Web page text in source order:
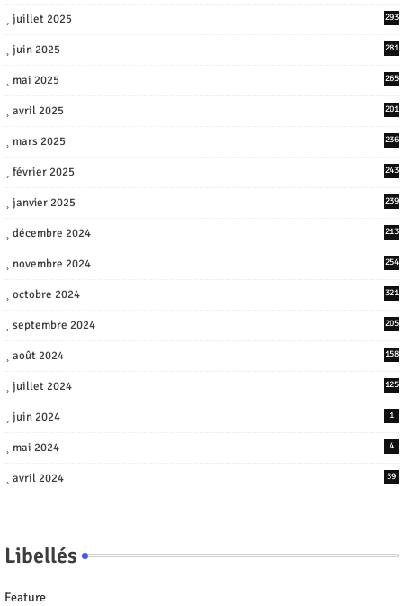
juillet 2025 293
juin 2025 281
mai 2025 265
avril 2025 201
mars 2025 236
février 2025 243
janvier 2025 239
décembre 2024 213
novembre 2024 254
octobre 2024 321
septembre 2024 205
août 2024 158
juillet 2024 125
juin 2024 1
mai 2024 4
avril 2024 39
Libellés
Feature